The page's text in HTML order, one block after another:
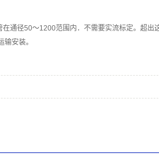
通径50～1200范围内．不需要实流标定。超出
安装。